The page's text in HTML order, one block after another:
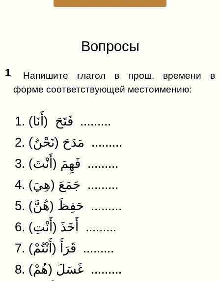
Вопросы
1
Напишите глагол в прош. времени в
форме соответствующей местоимению:
1. (فَتَحَ (أَنَا .........
2. (مَدَحَ (نَحْنُ .........
3. (فَهِمَ (أَنْتَ .........
4. (جَمَعَ (هِيَ .........
5. (حَفِظَ (هُنَّ .........
6. (أَخَذَ (أَنْتِ .........
7. (قَرَأَ (أَنْتُمْ .........
8. (غَسَلَ (هُمْ .........